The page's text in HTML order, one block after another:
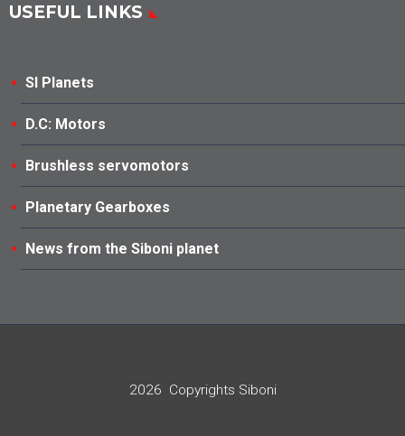
USEFUL LINKS
SI Planets
D.C: Motors
Brushless servomotors
Planetary Gearboxes
News from the Siboni planet
2026 Copyrights Siboni